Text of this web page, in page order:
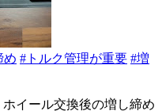
め #トルク管理が重要 #増
イール交換後の増し締め